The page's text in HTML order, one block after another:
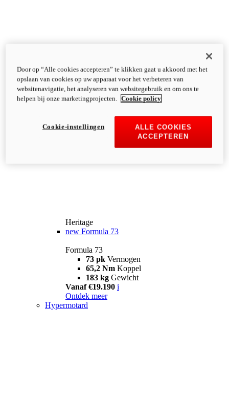
Heritage
new Formula 73
Formula 73
73 pk Vermogen
65,2 Nm Koppel
183 kg Gewicht
Vanaf €19.190 i
Ontdek meer
Hypermotard
Door op “Alle cookies accepteren” te klikken gaat u akkoord met het
opslaan van cookies op uw apparaat voor het verbeteren van
websitenavigatie, het analyseren van websitegebruik en om ons te
helpen bij onze marketingprojecten.
Cookie policy
ALLE COOKIES
ACCEPTEREN
Cookie-instellingen